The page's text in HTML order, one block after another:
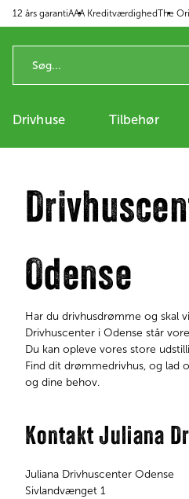
til indhold
12 års garantiAAA KreditværdighedThe
Drivhuse Tilbehør
​​​​​​​Odense
Har du drivhusdrømme og skal
Drivhuscenter i Odense står
Du kan opleve vores store
Find dit drømmedrivhus, og lad
og dine behov.
Kontakt Juliana
Juliana Drivhuscenter Odense
Sivlandvænget 1